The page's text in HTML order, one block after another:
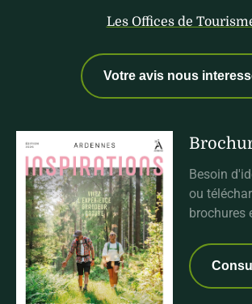
Les Offices de
Votre avis nous
Besoin
ou
brochures